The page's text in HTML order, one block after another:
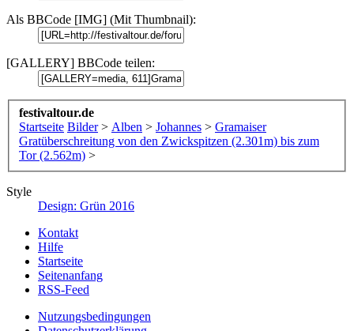
Als BBCode [IMG] (Mit Thumbnail):
[GALLERY] BBCode teilen:
festivaltour.de
Startseite Bilder > Alben > Johannes > Gramaiser
Gratüberschreitung von den Zwickspitzen (2.301m) bis zum
Tor (2.562m) >
Style
Design: Grün 2016
Kontakt
Hilfe
Startseite
Seitenanfang
RSS-Feed
Nutzungsbedingungen